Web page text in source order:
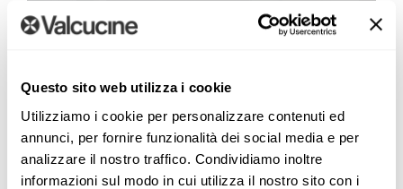
Questo sito web utilizza i cookie
Utilizziamo i cookie per personalizzare contenuti ed
annunci, per fornire funzionalità dei social media e per
analizzare il nostro traffico. Condividiamo inoltre
informazioni sul modo in cui utilizza il nostro sito con i
at Milan Design Week 2026
In dialogue with “Be the project”, the theme of the
2026 edition, Crafting Forward interprets design as a
process in the making, where customization, applied